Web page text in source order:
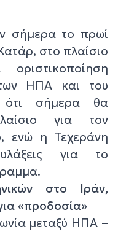
σήμερα το πρωί
στο πλαίσιο
ΗΠΑ και του
ότι σήμερα θα
για τον
ενώ η Τεχεράνη
για το
στο Ιράν,
«προδοσία»
μεταξύ ΗΠΑ –